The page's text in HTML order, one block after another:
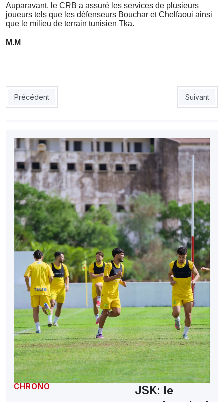
Auparavant, le CRB a assuré les services de plusieurs
joueurs tels que les défenseurs Bouchar et Chelfaoui ainsi
que le milieu de terrain tunisien Tka.
M.M
Article précédent : Mondial-2026 : l’Egypte rate l’exploit face à
Précédent Article
Suivant
CHRONO
JSK: le